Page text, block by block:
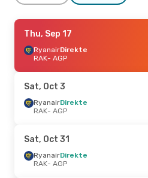
Thu, Sep 17
RyanairDirekte
RAK- AGP
AGP- RAK
Thu, Sep 10- Mon, Sep 14
Ryanair Direkte
AGP- RAK
Thu, Sep 17
RyanairDirekte
RAK- AGP
Sat, Oct 3
RyanairDirekte
RAK- AGP
Sat, Oct 31
RyanairDirekte
RAK- AGP